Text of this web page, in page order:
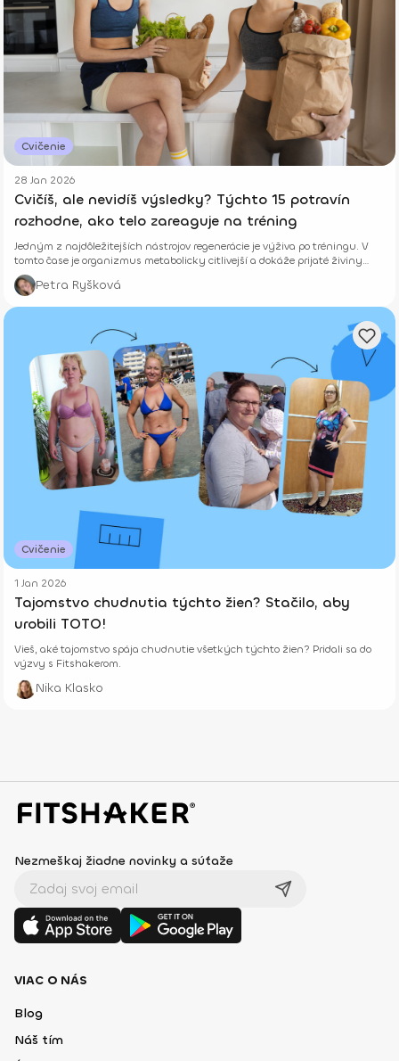
Cvičenie
28 Jan 2026
Cvičíš, ale nevidíš výsledky? Týchto 15 potravín
rozhodne, ako telo zareaguje na tréning
Jedným z najdôležitejších nástrojov regenerácie je výživa po tréningu. V
tomto čase je organizmus metabolicky citlivejší a dokáže prijaté živiny
využiť efektívnejšie než inokedy počas dňa.
Petra Ryšková
Cvičenie
1 Jan 2026
Tajomstvo chudnutia týchto žien? Stačilo, aby
urobili TOTO!
Vieš, aké tajomstvo spája chudnutie všetkých týchto žien? Pridali sa do
výzvy s Fitshakerom.
Nika Klasko
Nezmeškaj žiadne novinky a súťaže
VIAC O NÁS
Blog
Náš tím